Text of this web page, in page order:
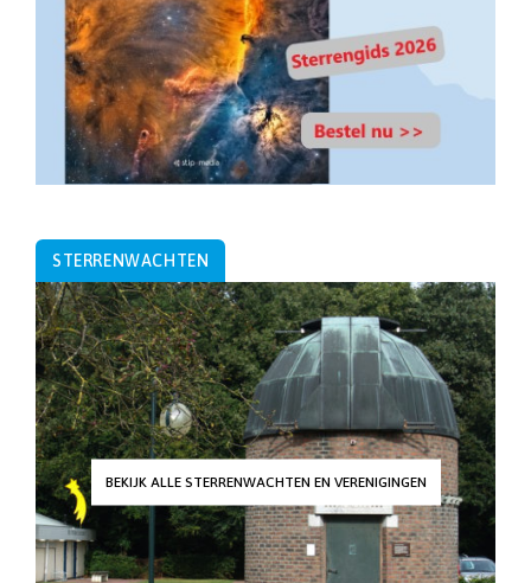
STERRENWACHTEN
BEKIJK ALLE STERRENWACHTEN EN VERENIGINGEN